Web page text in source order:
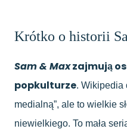
Krótko o historii
Sam & Maxzajmują
popkulturze. Wikipedia
medialną”, ale to wielkie
niewielkiego. To mała